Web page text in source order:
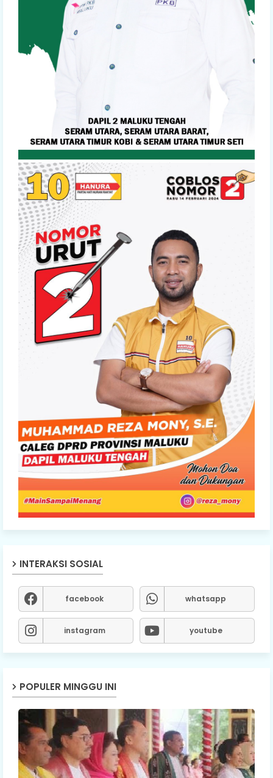
INTERAKSI SOSIAL
facebook whatsapp
instagram youtube
POPULER MINGGU INI